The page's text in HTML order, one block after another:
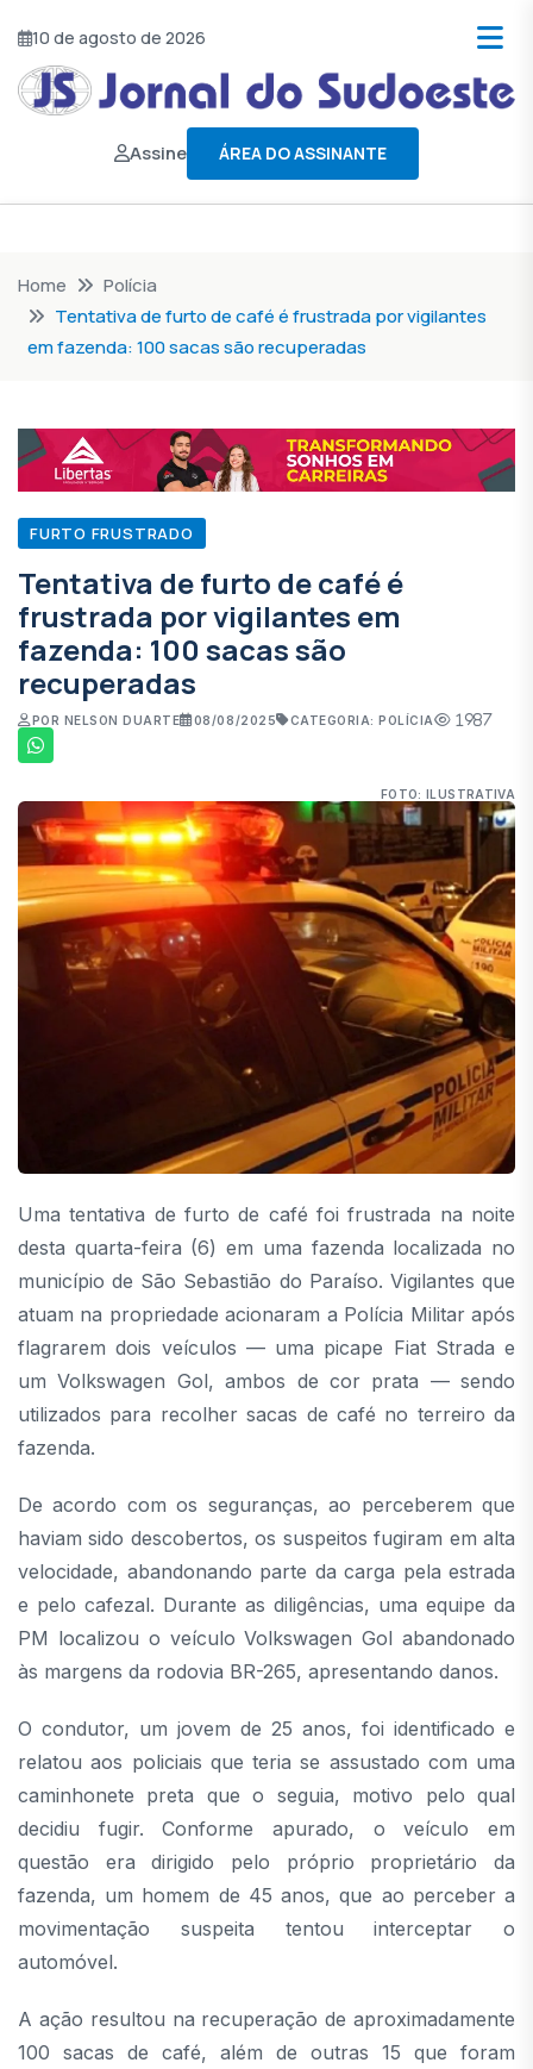
10 de agosto de 2026
Assine ÁREA DO ASSINANTE
Home
Polícia
Tentativa de furto de café é frustrada por vigilantes
em fazenda: 100 sacas são recuperadas
FURTO FRUSTRADO
Tentativa de furto de café é
frustrada por vigilantes em
fazenda: 100 sacas são
recuperadas
POR NELSON DUARTE 08/08/2025 CATEGORIA: POLÍCIA 1987
FOTO: ILUSTRATIVA
Uma tentativa de furto de café foi frustrada na noite
desta quarta-feira (6) em uma fazenda localizada no
município de São Sebastião do Paraíso. Vigilantes que
atuam na propriedade acionaram a Polícia Militar após
flagrarem dois veículos — uma picape Fiat Strada e
um Volkswagen Gol, ambos de cor prata — sendo
utilizados para recolher sacas de café no terreiro da
fazenda.
De acordo com os seguranças, ao perceberem que
haviam sido descobertos, os suspeitos fugiram em alta
velocidade, abandonando parte da carga pela estrada
e pelo cafezal. Durante as diligências, uma equipe da
PM localizou o veículo Volkswagen Gol abandonado
às margens da rodovia BR-265, apresentando danos.
O condutor, um jovem de 25 anos, foi identificado e
relatou aos policiais que teria se assustado com uma
caminhonete preta que o seguia, motivo pelo qual
decidiu fugir. Conforme apurado, o veículo em
questão era dirigido pelo próprio proprietário da
fazenda, um homem de 45 anos, que ao perceber a
movimentação suspeita tentou interceptar o
automóvel.
A ação resultou na recuperação de aproximadamente
100 sacas de café, além de outras 15 que foram